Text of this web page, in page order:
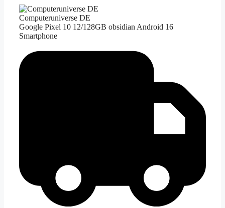
Computeruniverse DE
Google Pixel 10 12/128GB obsidian Android 16
Smartphone